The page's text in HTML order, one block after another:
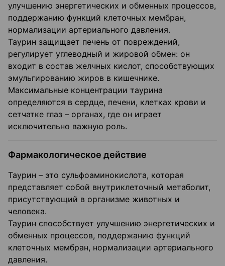
улучшению энергетических и обменных процессов,
поддержанию функций клеточных мембран,
нормализации артериального давления.
Таурин защищает печень от повреждений,
регулирует углеводный и жировой обмен: он
входит в состав желчных кислот, способствующих
эмульгированию жиров в кишечнике.
Максимальные концентрации таурина
определяются в сердце, печени, клетках крови и
сетчатке глаз – органах, где он играет
исключительно важную роль.
Фармакологическое действие
Таурин – это сульфоаминокислота, которая
представляет собой внутриклеточный метаболит,
присутствующий в организме животных и
человека.
Таурин способствует улучшению энергетических и
обменных процессов, поддержанию функций
клеточных мембран, нормализации артериального
давления.